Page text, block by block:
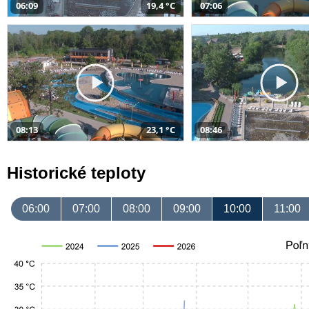
06:09 19,4 °C 07:06
08:13 23,1 °C 08:46
Historické teploty
06:00 07:00 08:00 09:00 10:00 11:00